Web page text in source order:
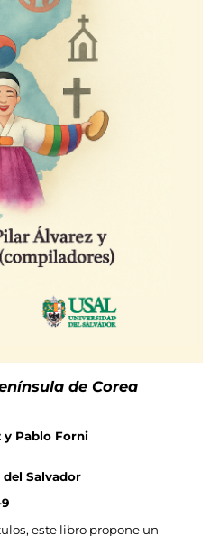
de Corea
y Pablo Forni
Salvador
este libro propone un